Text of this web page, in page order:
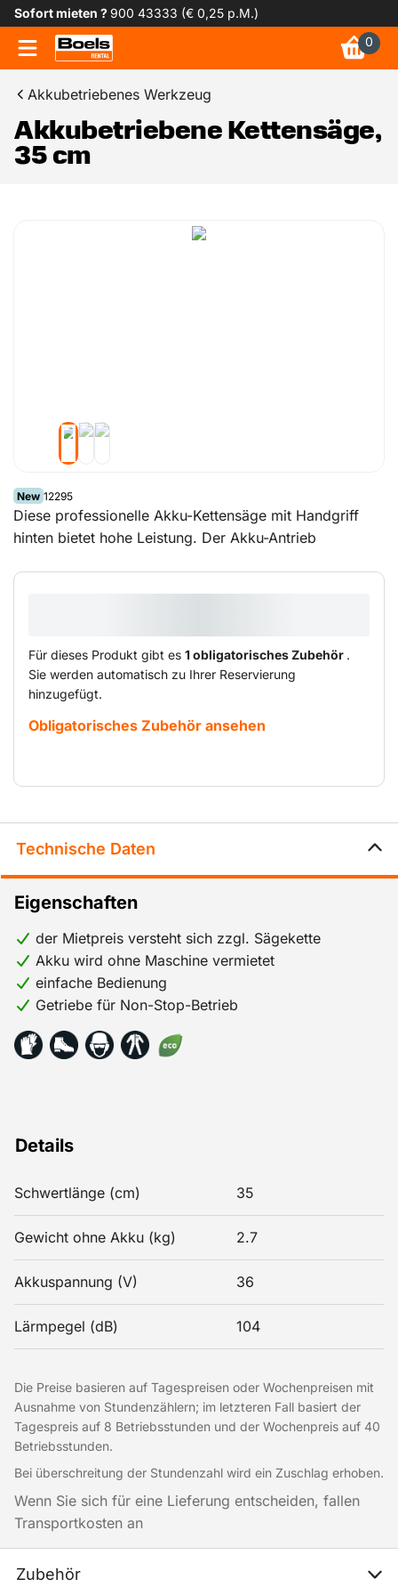
Sofort mieten ?900 43333 (€ 0,25 p.M.)
0
Akkubetriebenes Werkzeug
Akkubetriebene Kettensäge,
35 cm
New 12295
Diese professionelle Akku-Kettensäge mit Handgriff
hinten bietet hohe Leistung. Der Akku-Antrieb
arbeiten. Mit dem 35-Zentimeter-Sägeblatt und einer
kraftstofflose Kettensäge wiegt nur 2,6 kg.
Für dieses Produkt gibt es 1 obligatorisches Zubehör .
Sie werden automatisch zu Ihrer Reservierung
hinzugefügt.
Obligatorisches Zubehör ansehen
Technische Daten
Details
Schwertlänge (cm) 35
Gewicht ohne Akku (kg) 2.7
Akkuspannung (V) 36
Lärmpegel (dB) 104
Eigenschaften
der Mietpreis versteht sich zzgl. Sägekette
Akku wird ohne Maschine vermietet
einfache Bedienung
Getriebe für Non-Stop-Betrieb
Die Preise basieren auf Tagespreisen oder Wochenpreisen mit
Ausnahme von Stundenzählern; im letzteren Fall basiert der
Tagespreis auf 8 Betriebsstunden und der Wochenpreis auf 40
Betriebsstunden.
Bei überschreitung der Stundenzahl wird ein Zuschlag erhoben.
Wenn Sie sich für eine Lieferung entscheiden, fallen
Transportkosten an
Zubehör